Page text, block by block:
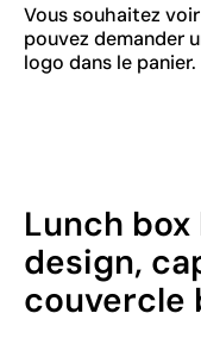
Vous souhaitez
pouvez demander
logo dans le panier.
Lunch
design,
couvercle